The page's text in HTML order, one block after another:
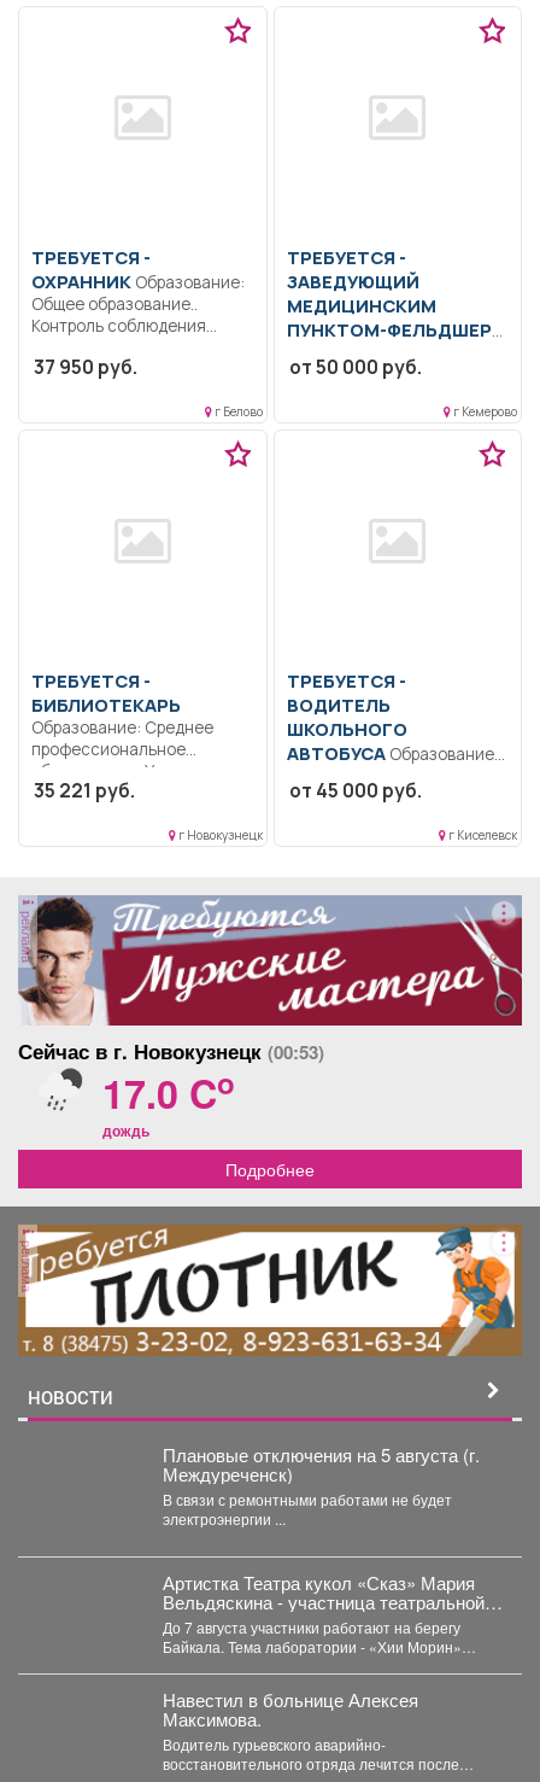
профессиональное...
ТРЕБУЕТСЯ -
ОХРАННИК
Общее образование..
Контроль соблюдения
пропускного и
37 950 руб.
г Белово
ТРЕБУЕТСЯ -
ЗАВЕДУЮЩИЙ
МЕДИЦИНСКИМ
ПУНКТОМ-ФЕЛЬДШЕР
профессиональное..
деятельностью
медицинского персонала.
Консультативная помощь....
от 50 000 руб.
г Кемерово
ТРЕБУЕТСЯ -
БИБЛИОТЕКАРЬ
Образование: Среднее
профессиональное
образование.. Участвует в
реализации основной
35 221 руб.
г Новокузнецк
ТРЕБУЕТСЯ -
ВОДИТЕЛЬ
ШКОЛЬНОГО
АВТОБУСАОбразование:
Соблюдать особую
перевозке детей,...
от 45 000 руб.
г Киселевск
реклама
Сейчас в г. Новокузнецк (00:53)
17.0 Co
дождь
Подробнее
реклама
НОВОСТИ
Плановые отключения на 5 августа (г.
Междуреченск)
В связи с ремонтными работами не будет
электроэнергии ...
Артистка Театра кукол «Сказ» Мария
Вельдяскина - участница театральной
лаборатории «Хии Морин: поэзия
стихий» на Байкале.
До 7 августа участники работают на берегу
Байкала. Тема лаборатории - «Хии Морин»
Навестил в больнице Алексея
Максимова.
Водитель гурьевского аварийно-
восстановительного отряда лечится после